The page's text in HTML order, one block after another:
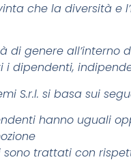
che la diversità
genere all’interno
dipendenti,
S.r.l. si basa sui
hanno uguali
trattati con